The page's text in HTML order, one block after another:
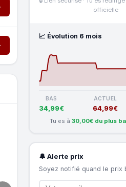
officielle
📈 Évolution 6 mois
BAS
34,99€
ACTUEL
64,99€
Tu es à 30,00€ du plus
🔔 Alerte prix
Soyez notifié quand le prix